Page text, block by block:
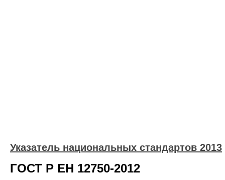
Указатель национальных стандартов 2013
ГОСТ Р ЕН 12750-2012